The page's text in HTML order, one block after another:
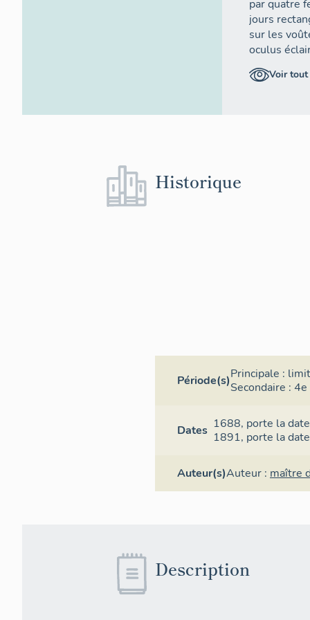
par quatre
jours
sur les
oculus
Chevet.
Voir tout
Historique
Période(s)Principale :
Secondaire : 4e
Dates 1688, porte la date
1891, porte la date
Auteur(s)Auteur : maître
Description